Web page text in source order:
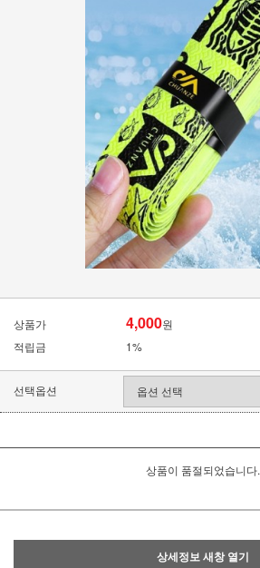
상품가 4,000원
적립금
1%
선택옵션
상품이 품절되었습니다.
상세정보 새창 열기